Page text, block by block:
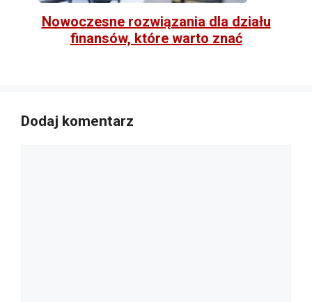
Nowoczesne rozwiązania dla działu
finansów, które warto znać
Dodaj komentarz